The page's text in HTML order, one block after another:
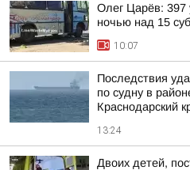
Олег Царёв: 397
ночью над 15
10:07
Последствия
по судну в
Краснодарский
13:24
Двоих детей,